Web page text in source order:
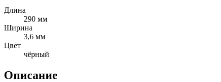
Длина
290 мм
Ширина
3,6 мм
Цвет
чёрный
Описание